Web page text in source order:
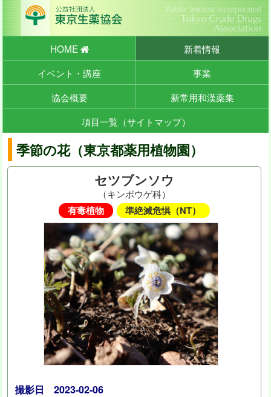
HOME
新着情報
イベント・講座
事業
協会概要
新常用和漢薬集
項目一覧（サイトマップ）
季節の花（東京都薬用植物園）
セツブンソウ
（キンポウゲ科）
有毒植物 準絶滅危惧（NT）
撮影日 2023-02-06